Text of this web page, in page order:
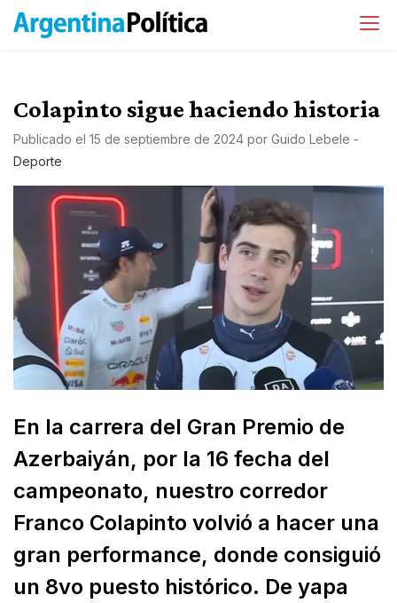
Colapinto sigue haciendo historia
Publicado el 15 de septiembre de 2024 por Guido Lebele -
Deporte
En la carrera del Gran Premio de
Azerbaiyán, por la 16 fecha del
campeonato, nuestro corredor
Franco Colapinto volvió a hacer una
gran performance, donde consiguió
un 8vo puesto histórico. De yapa